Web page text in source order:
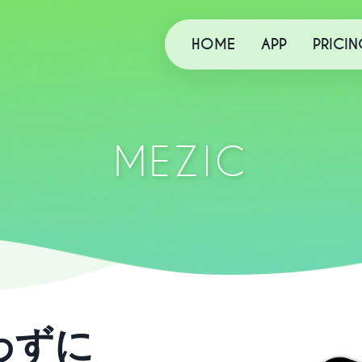
MEZIC
HOME APP
ずに